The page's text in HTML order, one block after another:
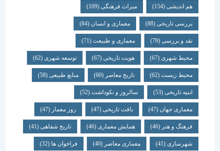
هم اندیشی (154) میراث فرهنگی (109)
بررسی تاریخی (88) معماری و انسان (84)
نقد و بررسی (79) معماری و طبیعت (71)
محیط شهری(67) هویت تاریخی(67) توسعه شهری(62)
محیط زیست(62) تاریخ معاصر(60) منابع طبیعی(58)
ابنیه تاریخی(53) سالروز و نکوداشت(52)
معماری جهان (47) بافت تاریخی(47) روز معمار(47)
فرهنگ و هنر(46) همایش معماری (46) تاریخ شفاهی (41)
شهرسازی(41) معماری معاصر(40) فراخوان ها (32)